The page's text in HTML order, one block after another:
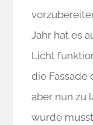
Jahr hat es
Licht
die Fassade
aber nun zu
wurde